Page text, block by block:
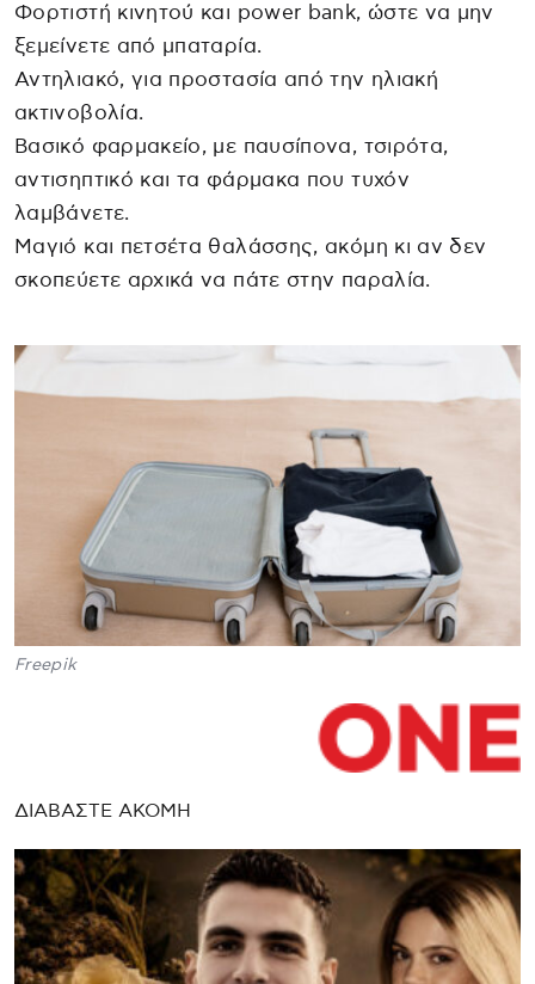
Φορτιστή κινητού και power bank, ώστε να μην
ξεμείνετε από μπαταρία.
Αντηλιακό, για προστασία από την ηλιακή
ακτινοβολία.
Βασικό φαρμακείο, με παυσίπονα, τσιρότα,
αντισηπτικό και τα φάρμακα που τυχόν
λαμβάνετε.
Μαγιό και πετσέτα θαλάσσης, ακόμη κι αν δεν
σκοπεύετε αρχικά να πάτε στην παραλία.
Freepik
ΔΙΑΒΑΣΤΕ ΑΚΟΜΗ